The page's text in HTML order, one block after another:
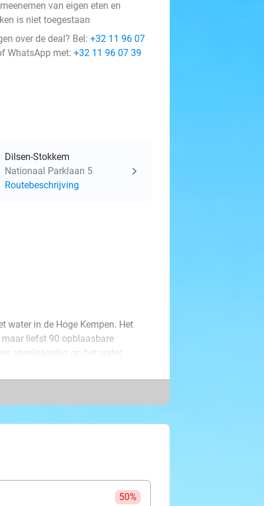
van eigen eten en
is niet toegestaan
over de deal? Bel: +32 11 96 07
WhatsApp met: +32 11 96 07 39
Dilsen-Stokkem
Nationaal Parklaan 5
Routebeschrijving
water in de Hoge Kempen. Het
liefst 90 opblaasbare
speelparadijs op het water
blijft staan en wie belandt in het
waterschoentjes. Na 2 uur vol
ook voor gaat, je beleeft
50%